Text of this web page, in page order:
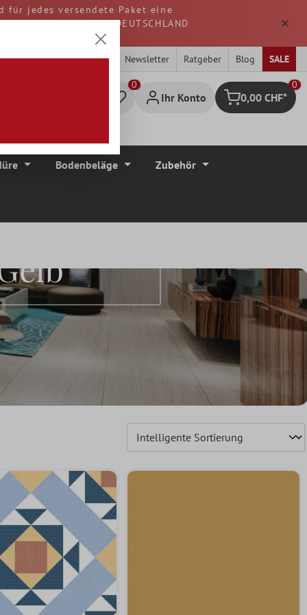
für jedes versendete Paket eine
werden aus DEUTSCHLAND
Newsletter Ratgeber Blog SALE
Ihr Konto Warenkorb
0
0,00 CHF*
Bodenbeläge Zubehör